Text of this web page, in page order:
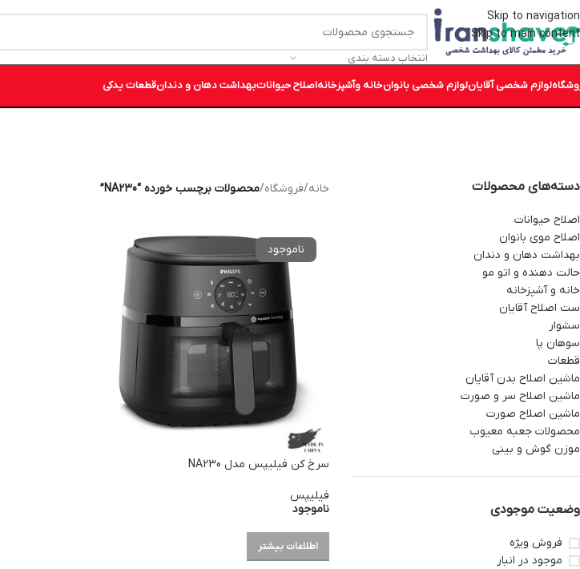
Skip to navigation
Skip to main content
انتخاب دسته بندی
لوازم شخصی آقایانلوازم شخصی بانوانخانه وآشپزخانهاصلاح حیواناتبهداشت دهان و دندانقطعات یدکی
دسته‌های محصولات
اصلاح حیوانات
اصلاح موی بانوان
بهداشت دهان و دندان
حالت دهنده و اتو مو
خانه و آشپزخانه
ست اصلاح آقایان
سشوار
سوهان پا
قطعات
ماشین اصلاح بدن آقایان
ماشین اصلاح سر و صورت
ماشین اصلاح صورت
محصولات جعبه معیوب
موزن گوش و بینی
وضعیت موجودی
فروش ویژه
موجود در انبار
خانه/فروشگاه/محصولات برچسب خورده “NA230”
سرخ کن فیلیپس مدل NA230
فیلیپس
ناموجود
اطلاعات بیشتر